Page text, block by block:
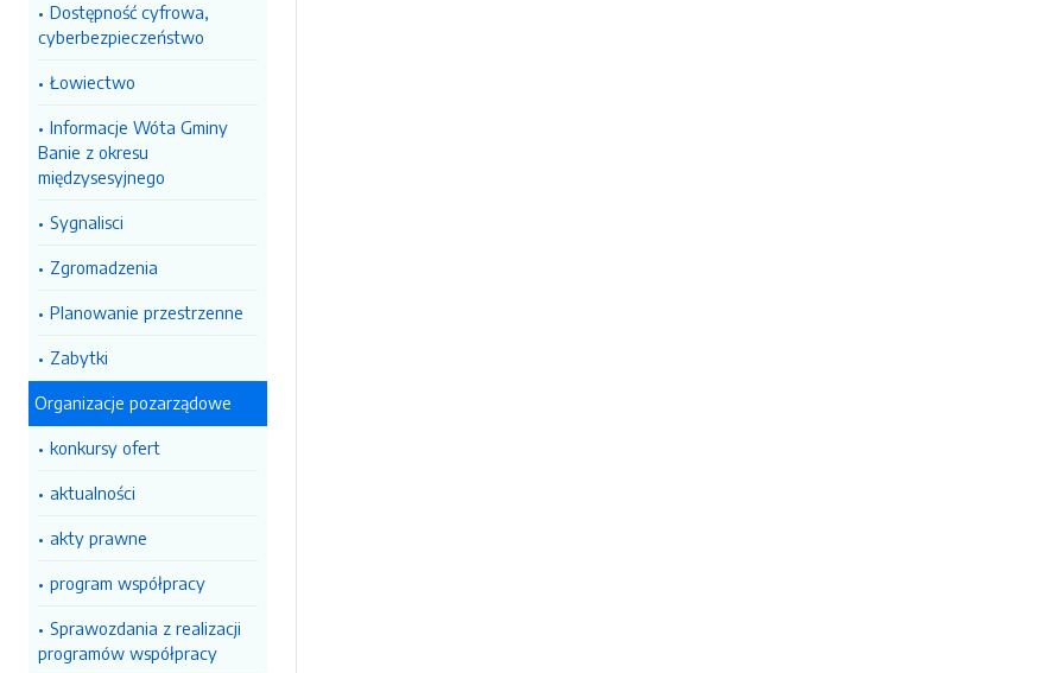
Dostępność cyfrowa,
cyberbezpieczeństwo
Łowiectwo
Informacje Wóta Gminy
Banie z okresu
międzysesyjnego
Sygnalisci
Zgromadzenia
Planowanie przestrzenne
Zabytki
Organizacje pozarządowe
konkursy ofert
aktualności
akty prawne
program współpracy
Sprawozdania z realizacji
programów współpracy